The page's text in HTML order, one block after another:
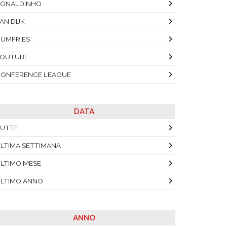
DIJK
LEAGUE
DATA
SETTIMANA
MESE
ANNO
ANNO